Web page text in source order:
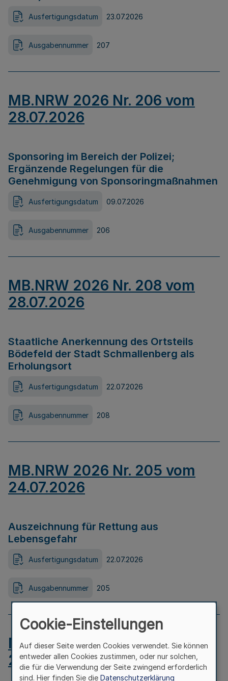
Ausfertigungsdatum 23.07.2026
Ausgabennummer 207
MB.NRW 2026 Nr. 206 vom
28.07.2026
Sponsoring im Bereich der Polizei;
Ergänzende Regelungen für die
Genehmigung von Sponsoringmaßnahmen
Ausfertigungsdatum 09.07.2026
Ausgabennummer 206
MB.NRW 2026 Nr. 208 vom
28.07.2026
Staatliche Anerkennung des Ortsteils
Bödefeld der Stadt Schmallenberg als
Erholungsort
Ausfertigungsdatum 22.07.2026
Ausgabennummer 208
MB.NRW 2026 Nr. 205 vom
24.07.2026
Auszeichnung für Rettung aus
Lebensgefahr
Ausfertigungsdatum 22.07.2026
Ausgabennummer 205
MB.NRW 2026 Nr. 204 vom
24.07.2026
Cookie-Einstellungen
Auf dieser Seite werden Cookies verwendet. Sie können
entweder allen Cookies zustimmen, oder nur solchen,
die für die Verwendung der Seite zwingend erforderlich
sind. Hier finden Sie die Datenschutzerklärung